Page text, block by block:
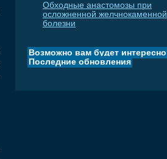
Обходные анастомозы при
осложненной желчнокаменной
болезни
Возможно вам будет интересно
Последние обновления